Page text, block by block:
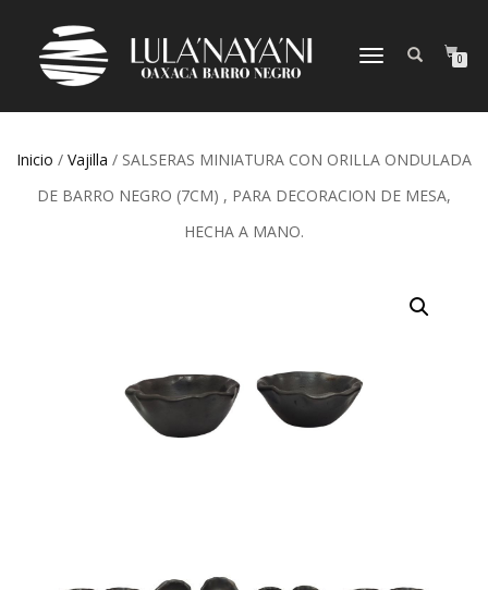
CAMBIAR
0
Inicio / Vajilla / SALSERAS MINIATURA CON ORILLA ONDULADA
DE BARRO NEGRO (7CM) , PARA DECORACION DE MESA,
HECHA A MANO.